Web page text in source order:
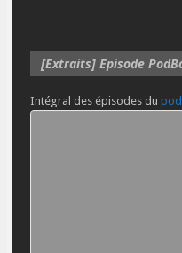
[Extraits] Episode
Intégral des épisodes du